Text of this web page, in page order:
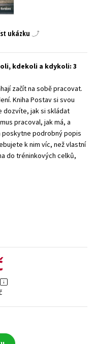
ukázku
kdekoli a kdykoli: 3
začít na sobě pracovat.
Kniha Postav si svou
dozvíte, jak si skládat
pracoval, jak má, a
poskytne podrobný popis
k nim víc, než vlastní
do tréninkových celků,